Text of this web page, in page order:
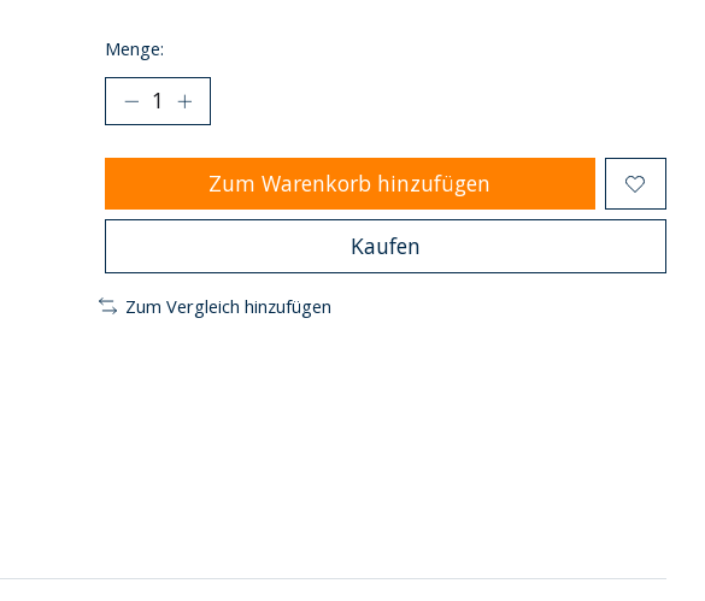
Menge:
Zum Warenkorb hinzufügen
Kaufen
Zum Vergleich hinzufügen